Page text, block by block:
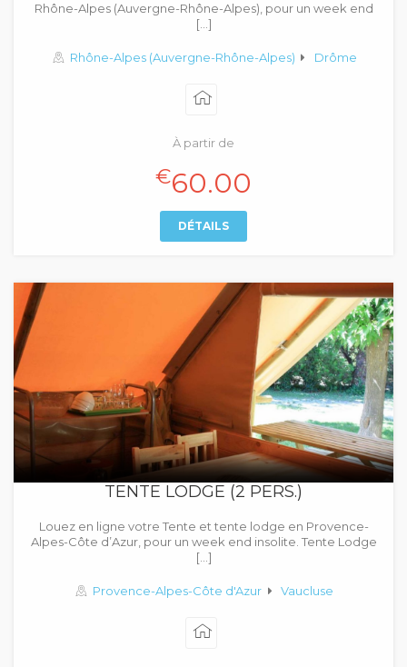
Rhône-Alpes (Auvergne-Rhône-Alpes), pour un week end
[…]
Rhône-Alpes (Auvergne-Rhône-Alpes) Drôme
À partir de
€60.00
DÉTAILS
TENTE LODGE (2 PERS.)
Louez en ligne votre Tente et tente lodge en Provence-
Alpes-Côte d’Azur, pour un week end insolite. Tente Lodge
[…]
Provence-Alpes-Côte d'Azur Vaucluse